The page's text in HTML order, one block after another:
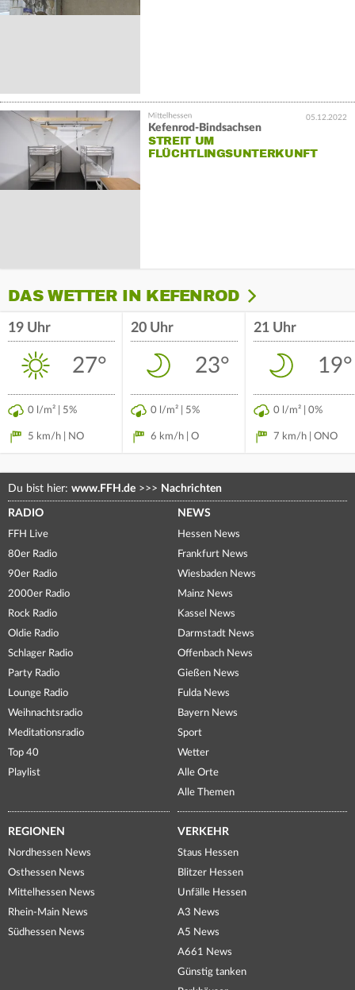
05.12.2022
Kefenrod-Bindsachsen
STREIT UM
FLÜCHTLINGSUNTERKUNFT
DAS WETTER IN KEFENROD
19 Uhr
27°
0 l/m² | 5%
5 km/h | NO
20 Uhr
23°
0 l/m² | 5%
6 km/h | O
21 Uhr
19°
0 l/m² | 0%
7 km/h | ONO
Du bist hier: www.FFH.de >>> Nachrichten
RADIO
FFH Live
80er Radio
90er Radio
2000er Radio
Rock Radio
Oldie Radio
Schlager Radio
Party Radio
Lounge Radio
Weihnachtsradio
Meditationsradio
Top 40
Playlist
NEWS
Hessen News
Frankfurt News
Wiesbaden News
Mainz News
Kassel News
Darmstadt News
Offenbach News
Gießen News
Fulda News
Bayern News
Sport
Wetter
Alle Orte
Alle Themen
REGIONEN
Nordhessen News
Osthessen News
Mittelhessen News
Rhein-Main News
Südhessen News
VERKEHR
Staus Hessen
Blitzer Hessen
Unfälle Hessen
A3 News
A5 News
A661 News
Günstig tanken